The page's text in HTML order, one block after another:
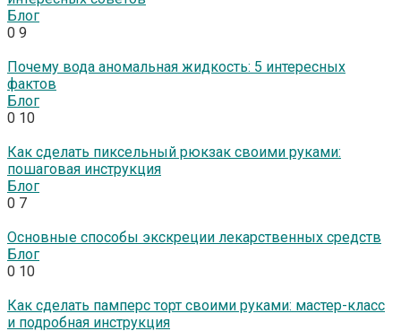
Блог
0 9
Почему вода аномальная жидкость: 5 интересных
фактов
Блог
0 10
Как сделать пиксельный рюкзак своими руками:
пошаговая инструкция
Блог
0 7
Основные способы экскреции лекарственных средств
Блог
0 10
Как сделать памперс торт своими руками: мастер-класс
и подробная инструкция